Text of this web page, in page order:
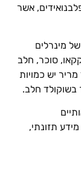
אשר
מינרלים
סוכר, חלב
יש כמויות
בשוקולד חלב.
תזונתי,